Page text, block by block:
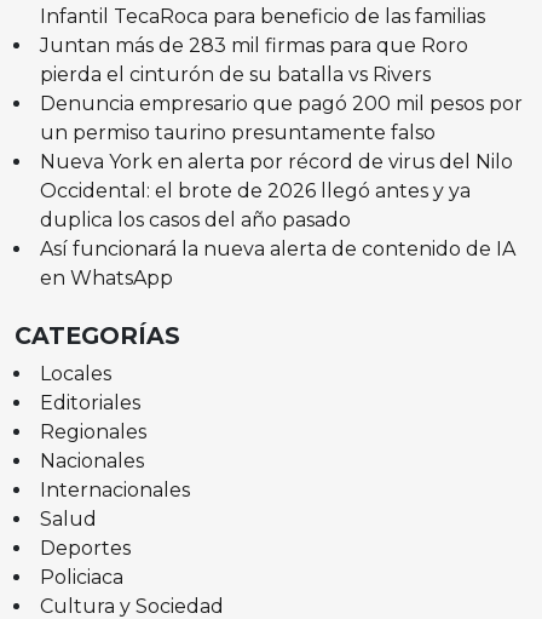
Infantil TecaRoca para beneficio de las familias
Juntan más de 283 mil firmas para que Roro
pierda el cinturón de su batalla vs Rivers
Denuncia empresario que pagó 200 mil pesos por
un permiso taurino presuntamente falso
Nueva York en alerta por récord de virus del Nilo
Occidental: el brote de 2026 llegó antes y ya
duplica los casos del año pasado
Así funcionará la nueva alerta de contenido de IA
en WhatsApp
CATEGORÍAS
Locales
Editoriales
Regionales
Nacionales
Internacionales
Salud
Deportes
Policiaca
Cultura y Sociedad